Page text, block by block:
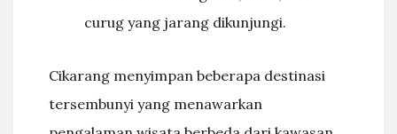
curug yang jarang dikunjungi.
Cikarang menyimpan beberapa destinasi
tersembunyi yang menawarkan